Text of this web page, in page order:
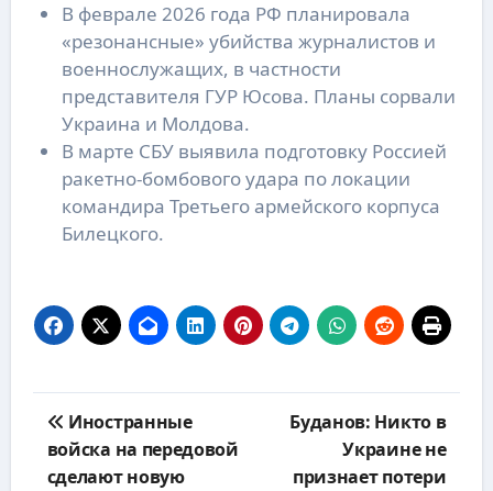
В феврале 2026 года РФ планировала
«резонансные» убийства журналистов и
военнослужащих, в частности
представителя ГУР Юсова. Планы сорвали
Украина и Молдова.
В марте СБУ выявила подготовку Россией
ракетно-бомбового удара по локации
командира Третьего армейского корпуса
Билецкого.
по
записям
Иностранные
войска на передовой
сделают новую
Буданов: Никто в
Украине не
признает потери